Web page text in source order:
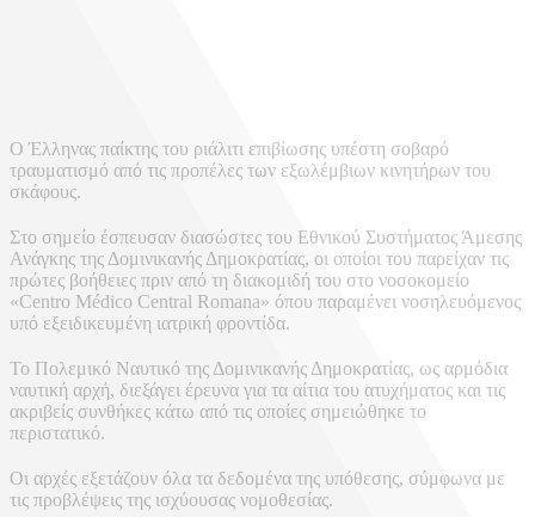
Ο Έλληνας παίκτης του ριάλιτι επιβίωσης υπέστη σοβαρό
τραυματισμό από τις προπέλες των εξωλέμβιων κινητήρων του
σκάφους.
Στο σημείο έσπευσαν διασώστες του Εθνικού Συστήματος Άμεσης
Ανάγκης της Δομινικανής Δημοκρατίας, οι οποίοι του παρείχαν τις
πρώτες βοήθειες πριν από τη διακομιδή του στο νοσοκομείο
«Centro Médico Central Romana» όπου παραμένει νοσηλευόμενος
υπό εξειδικευμένη ιατρική φροντίδα.
Το Πολεμικό Ναυτικό της Δομινικανής Δημοκρατίας, ως αρμόδια
ναυτική αρχή, διεξάγει έρευνα για τα αίτια του ατυχήματος και τις
ακριβείς συνθήκες κάτω από τις οποίες σημειώθηκε το
περιστατικό.
Οι αρχές εξετάζουν όλα τα δεδομένα της υπόθεσης, σύμφωνα με
τις προβλέψεις της ισχύουσας νομοθεσίας.